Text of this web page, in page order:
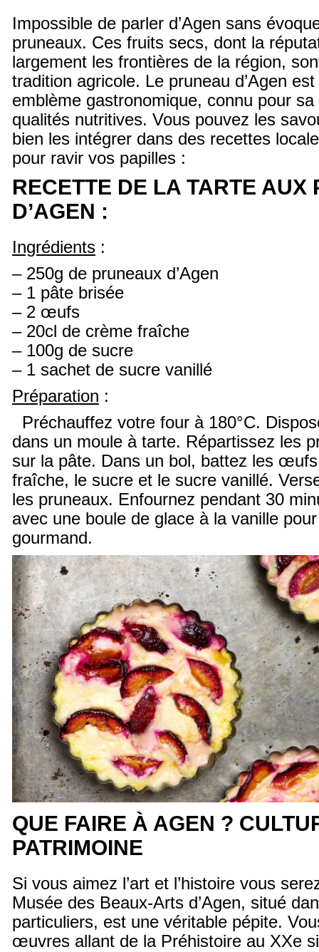
Impossible de parler d’Agen sans
pruneaux. Ces fruits secs, dont la
largement les frontières de la région,
tradition agricole. Le pruneau d’Agen
emblème gastronomique, connu pour
qualités nutritives. Vous pouvez les
bien les intégrer dans des recettes
pour ravir vos papilles :
RECETTE DE LA TARTE AUX
D’AGEN :
Ingrédients :
– 250g de pruneaux d’Agen
– 1 pâte brisée
– 2 œufs
– 20cl de crème fraîche
– 100g de sucre
– 1 sachet de sucre vanillé
Préparation :
Préchauffez votre four à 180°C.
dans un moule à tarte. Répartissez les
sur la pâte. Dans un bol, battez les
fraîche, le sucre et le sucre vanillé.
les pruneaux. Enfournez pendant 30
avec une boule de glace à la vanille
gourmand.
QUE FAIRE À AGEN ?
PATRIMOINE
Si vous aimez l’art et l’histoire vous
Musée des Beaux-Arts d’Agen, situé
particuliers, est une véritable pépite.
œuvres allant de la Préhistoire au XXe